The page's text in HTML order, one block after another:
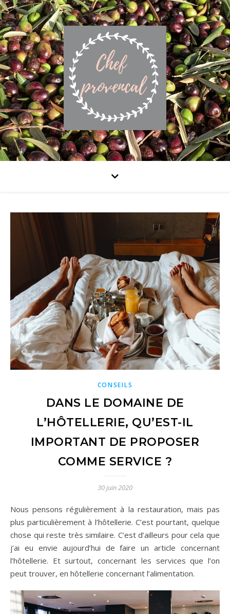
CONSEILS
DANS LE DOMAINE DE
L’HÔTELLERIE, QU’EST-IL
IMPORTANT DE PROPOSER
COMME SERVICE ?
30 juin 2020
Nous pensons régulièrement à la restauration, mais pas
plus particulièrement à l’hôtellerie. C’est pourtant, quelque
chose qui reste très similaire. C’est d’ailleurs pour cela que
j’ai eu envie aujourd’hui de faire un article concernant
l’hôtellerie. Et surtout, concernant les services que l’on
peut trouver, en hôtellerie concernant l’alimentation.